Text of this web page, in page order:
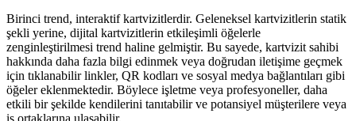
Birinci trend, interaktif kartvizitlerdir. Geleneksel kartvizitlerin statik
şekli yerine, dijital kartvizitlerin etkileşimli öğelerle
zenginleştirilmesi trend haline gelmiştir. Bu sayede, kartvizit sahibi
hakkında daha fazla bilgi edinmek veya doğrudan iletişime geçmek
için tıklanabilir linkler, QR kodları ve sosyal medya bağlantıları gibi
öğeler eklenmektedir. Böylece işletme veya profesyoneller, daha
etkili bir şekilde kendilerini tanıtabilir ve potansiyel müşterilere veya